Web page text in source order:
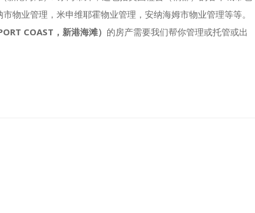
物业管理，米申维耶霍物业管理，安纳海姆市物业管理等等。
COAST，新港海滩） 的房产需要我们帮你管理或托管或出